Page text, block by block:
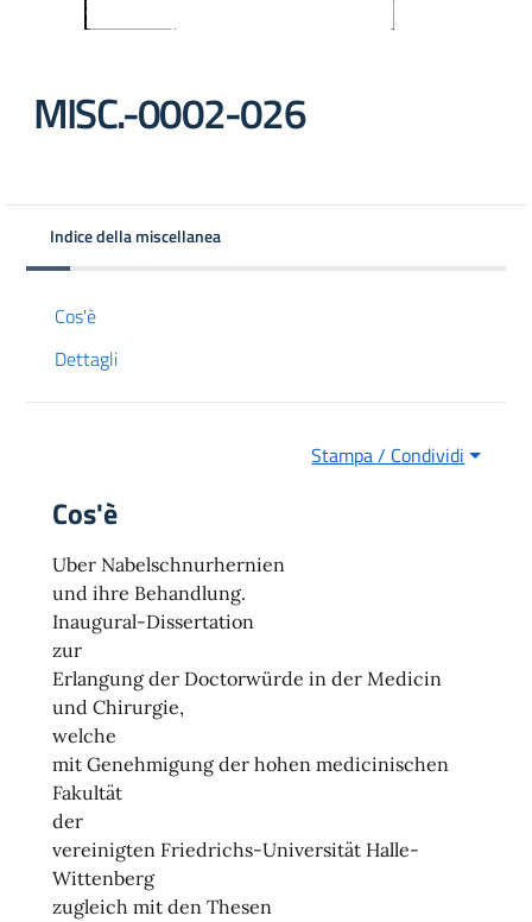
MISC.-0002-026
Indice della miscellanea
Cos'è
Dettagli
Stampa / Condividi
Cos'è
Uber Nabelschnurhernien
und ihre Behandlung.
Inaugural-Dissertation
zur
Erlangung der Doctorwürde in der Medicin
und Chirurgie,
welche
mit Genehmigung der hohen medicinischen
Fakultät
der
vereinigten Friedrichs-Universität Halle-
Wittenberg
zugleich mit den Thesen